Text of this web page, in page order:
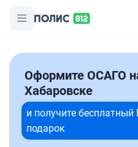
Оформите ОСАГО
Хабаровске
и получите
подарок